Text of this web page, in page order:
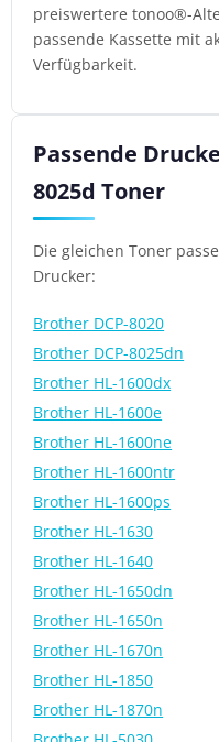
preiswertere tonoo®-
passende Kassette mit
Verfügbarkeit.
Passende
8025d Toner
Die gleichen Toner
Drucker:
Brother DCP-8020
Brother DCP-8025dn
Brother HL-1600dx
Brother HL-1600e
Brother HL-1600ne
Brother HL-1600ntr
Brother HL-1600ps
Brother HL-1630
Brother HL-1640
Brother HL-1650dn
Brother HL-1650n
Brother HL-1670n
Brother HL-1850
Brother HL-1870n